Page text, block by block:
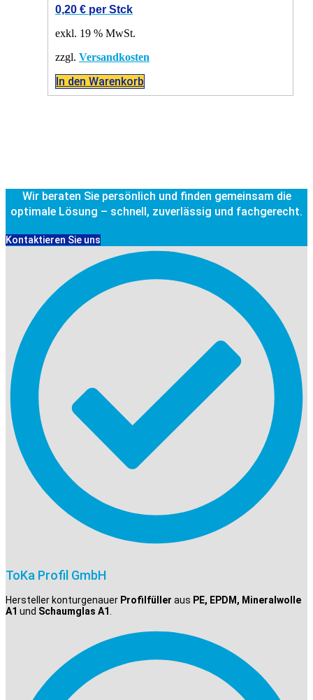
0,20 € per Stck
exkl. 19 % MwSt.
zzgl. Versandkosten
In den Warenkorb
Wir beraten Sie persönlich und finden gemeinsam die
optimale Lösung – schnell, zuverlässig und fachgerecht.
Kontaktieren Sie uns
ToKa Profil GmbH
Hersteller konturgenauer Profilfüller aus PE, EPDM, Mineralwolle
A1 und Schaumglas A1.